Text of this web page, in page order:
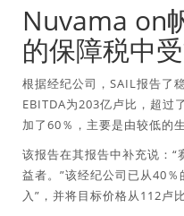
Nuvama on
的保障税中
根据经纪公司，SAIL报告了
EBITDA为203亿卢比，超过
加了60％，主要是由较低的
该报告在其报告中补充说：“
益者。”该经纪公司已从40％
入”，并将目标价格从112卢